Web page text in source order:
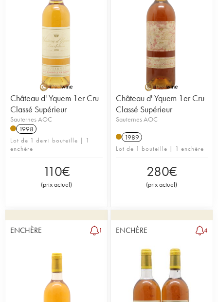
Château d' Yquem 1er Cru
Classé Supérieur
Sauternes AOC
1998
Lot de 1 demi bouteille | 1
enchère
110€
(prix actuel)
Château d' Yquem 1er Cru
Classé Supérieur
Sauternes AOC
1989
Lot de 1 bouteille | 1 enchère
280€
(prix actuel)
ENCHÈRE 1 ENCHÈRE 4